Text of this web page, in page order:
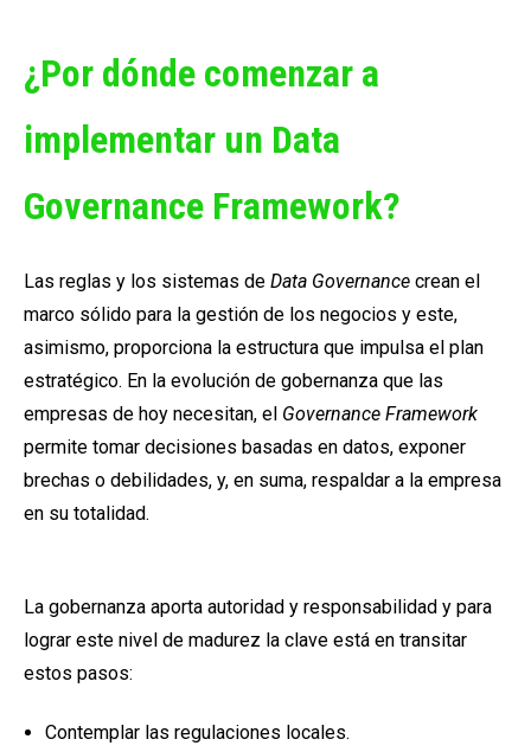
¿Por dónde comenzar a
implementar un Data
Governance Framework?
Las reglas y los sistemas de Data Governance crean el
marco sólido para la gestión de los negocios y este,
asimismo, proporciona la estructura que impulsa el plan
estratégico. En la evolución de gobernanza que las
empresas de hoy necesitan, el Governance Framework
permite tomar decisiones basadas en datos, exponer
brechas o debilidades, y, en suma, respaldar a la empresa
en su totalidad.
La gobernanza aporta autoridad y responsabilidad y para
lograr este nivel de madurez la clave está en transitar
estos pasos:
Contemplar las regulaciones locales.